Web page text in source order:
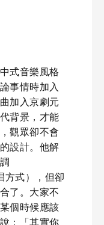
式音樂風格
事情時加入
加入京劇元
背景，才能
觀眾卻不會
設計。他解
方式），但卻
了。大家不
個時候應該
：「其實你